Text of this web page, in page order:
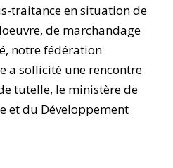
traitance en situation de
de marchandage
notre fédération
a sollicité une rencontre
tutelle, le ministère de
et du Développement